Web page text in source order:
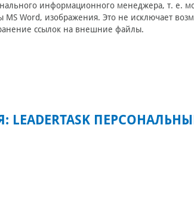
информационного менеджера, т. е.
MS Word, изображения. Это не исключает
ссылок на внешние файлы.